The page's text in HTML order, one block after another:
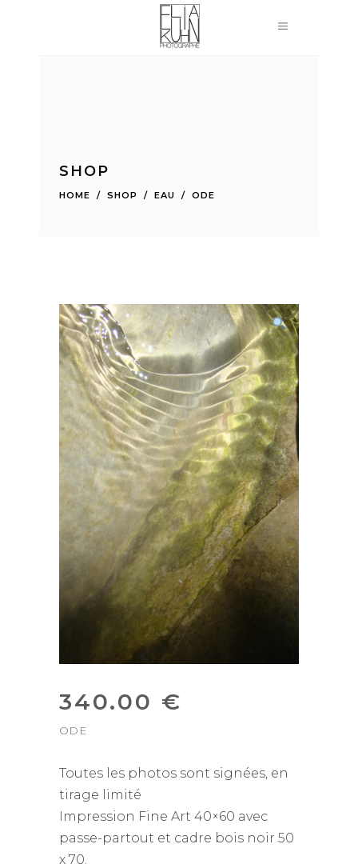
SHOP
HOME / SHOP / EAU / ODE
340.00 €
ODE
Toutes les photos sont signées, en
tirage limité
Impression Fine Art 40×60 avec
passe-partout et cadre bois noir 50
x 70.